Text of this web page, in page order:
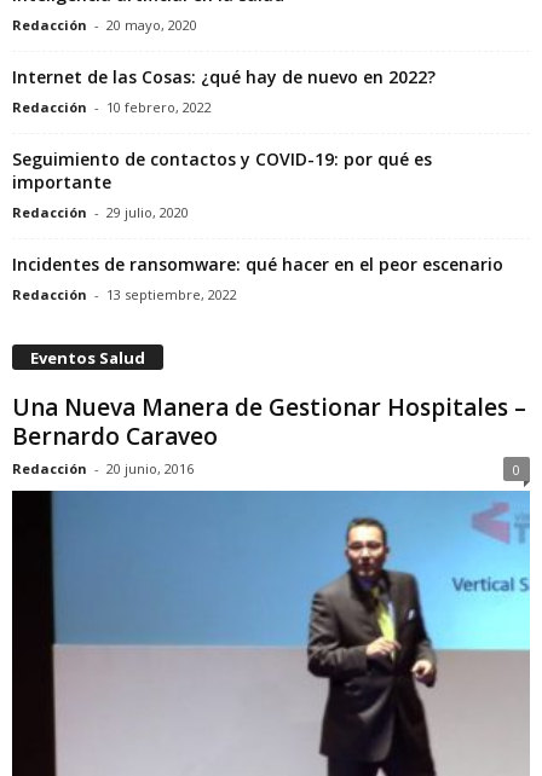
Redacción - 20 mayo, 2020
Internet de las Cosas: ¿qué hay de nuevo en 2022?
Redacción - 10 febrero, 2022
Seguimiento de contactos y COVID-19: por qué es
importante
Redacción - 29 julio, 2020
Incidentes de ransomware: qué hacer en el peor escenario
Redacción - 13 septiembre, 2022
Eventos Salud
Una Nueva Manera de Gestionar Hospitales –
Bernardo Caraveo
Redacción - 20 junio, 2016 0